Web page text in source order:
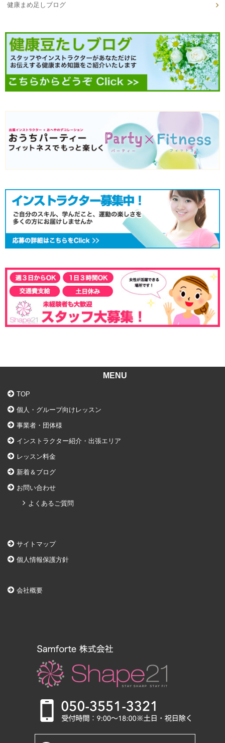
健康まめ足しブログ
MENU
TOP
個人・グループ向けレッスン
事業者・団体様
インストラクター紹介・出張エリア
レッスン料金
新着＆ブログ
お問い合わせ
よくあるご質問
サイトマップ
個人情報保護方針
会社概要